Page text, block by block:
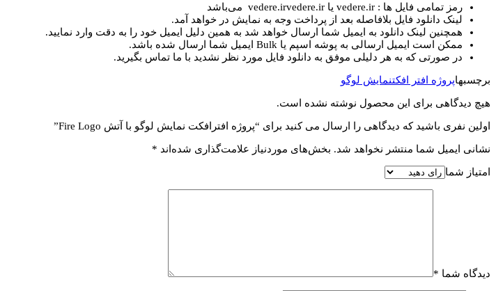
رمز تمامی فایل ها : vedere.ir یا vedere.irvedere.ir می‌باشد
لینک دانلود فایل بلافاصله بعد از پرداخت وجه به نمایش در خواهد آمد.
همچنین لینک دانلود به ایمیل شما ارسال خواهد شد به همین دلیل ایمیل خود را به دقت وارد نمایید.
ممکن است ایمیل ارسالی به پوشه اسپم یا Bulk ایمیل شما ارسال شده باشد.
در صورتی که به هر دلیلی موفق به دانلود فایل مورد نظر نشدید با ما تماس بگیرید.
برچسبهاپروژه افتر افکتنمایش لوگو
هیچ دیدگاهی برای این محصول نوشته نشده است.
اولین نفری باشید که دیدگاهی را ارسال می کنید برای “پروژه افترافکت نمایش لوگو با آتش Fire Logo”
نشانی ایمیل شما منتشر نخواهد شد. بخش‌های موردنیاز علامت‌گذاری شده‌اند *
امتیاز شما
دیدگاه شما *